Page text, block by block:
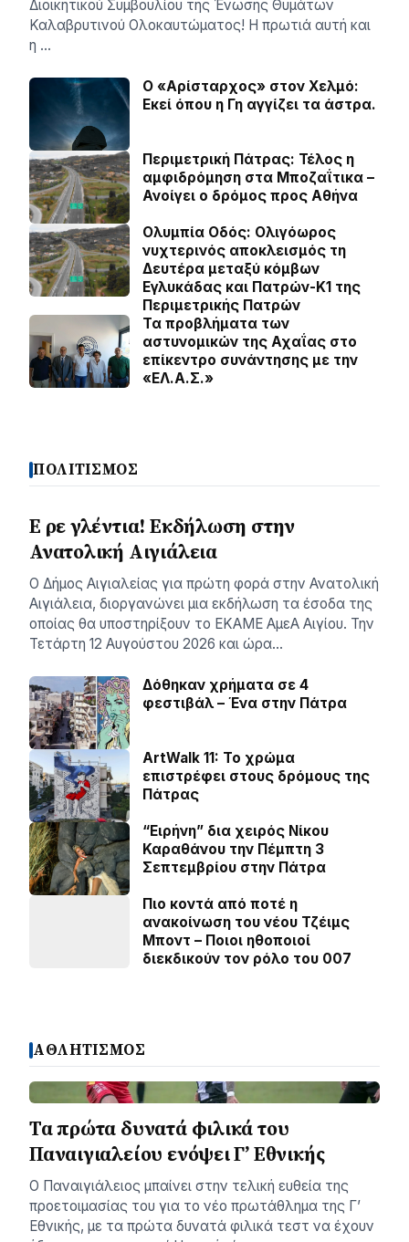
Διοικητικού Συμβουλίου της Ένωσης Θυμάτων
Καλαβρυτινού Ολοκαυτώματος! Η πρωτιά αυτή και
η …
Ο «Αρίσταρχος» στον Χελμό:
Εκεί όπου η Γη αγγίζει τα άστρα.
Περιμετρική Πάτρας: Τέλος η
αμφιδρόμηση στα Μποζαΐτικα –
Ανοίγει ο δρόμος προς Αθήνα
Ολυμπία Οδός: Ολιγόωρος
νυχτερινός αποκλεισμός τη
Δευτέρα μεταξύ κόμβων
Εγλυκάδας και Πατρών-Κ1 της
Περιμετρικής Πατρών
Τα προβλήματα των
αστυνομικών της Αχαΐας στο
επίκεντρο συνάντησης με την
«ΕΛ.Α.Σ.»
ΠΟΛΙΤΙΣΜΟΣ
Ε ρε γλέντια! Εκδήλωση στην
Ανατολική Αιγιάλεια
Ο Δήμος Αιγιαλείας για πρώτη φορά στην Ανατολική
Αιγιάλεια, διοργανώνει μια εκδήλωση τα έσοδα της
οποίας θα υποστηρίξουν το ΕΚΑΜΕ ΑμεΑ Αιγίου. Την
Τετάρτη 12 Αυγούστου 2026 και ώρα…
Δόθηκαν χρήματα σε 4
φεστιβάλ – Ένα στην Πάτρα
ArtWalk 11: Το χρώμα
επιστρέφει στους δρόμους της
Πάτρας
“Ειρήνη” δια χειρός Νίκου
Καραθάνου την Πέμπτη 3
Σεπτεμβρίου στην Πάτρα
Πιο κοντά από ποτέ η
ανακοίνωση του νέου Τζέιμς
Μποντ – Ποιοι ηθοποιοί
διεκδικούν τον ρόλο του 007
ΑΘΛΗΤΙΣΜΟΣ
Τα πρώτα δυνατά φιλικά του
Παναιγιαλείου ενόψει Γ’ Εθνικής
Ο Παναιγιάλειος μπαίνει στην τελική ευθεία της
προετοιμασίας του για το νέο πρωτάθλημα της Γ’
Εθνικής, με τα πρώτα δυνατά φιλικά τεστ να έχουν